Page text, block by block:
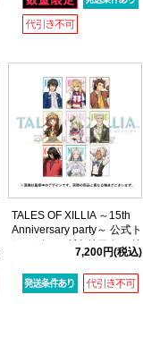
TALES OF XILLIA ～15th
Anniversary party～ 公式ト
レーディングクリアカード
7,200円(税込)